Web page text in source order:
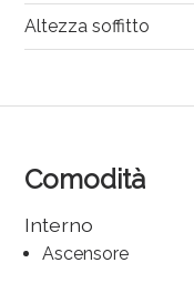
Comodità
Interno
Ascensore
Altezza soffitto